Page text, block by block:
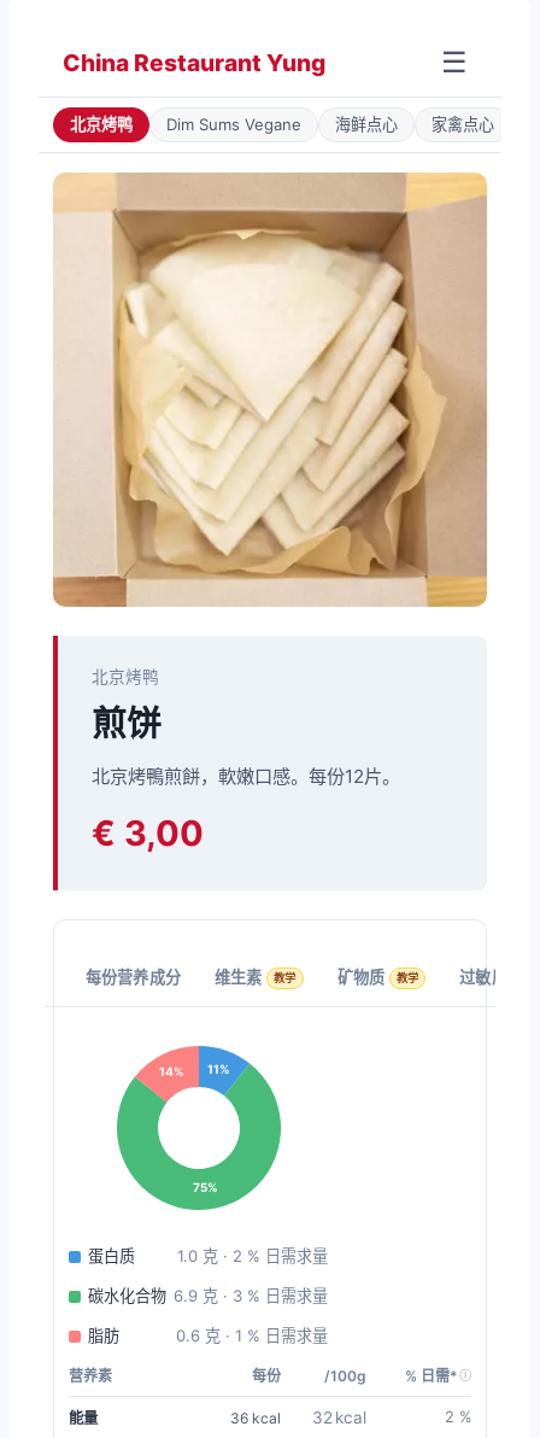
springen
China Restaurant Yung ☰
北京烤鸭 Dim Sums Vegane 海鲜点心 家禽点心
北京烤鸭
煎饼
北京烤鴨煎餅，軟嫩口感。每份12片。
€ 3,00
每份营养成分 维生素 教学 矿物质 教学 过敏原
11%
75%
14%
蛋白质 1.0 克 · 2 % 日需求量
碳水化合物 6.9 克 · 3 % 日需求量
脂肪 0.6 克 · 1 % 日需求量
营养素 每份 /100g % 日需*
能量 36 kcal 32 kcal 2 %